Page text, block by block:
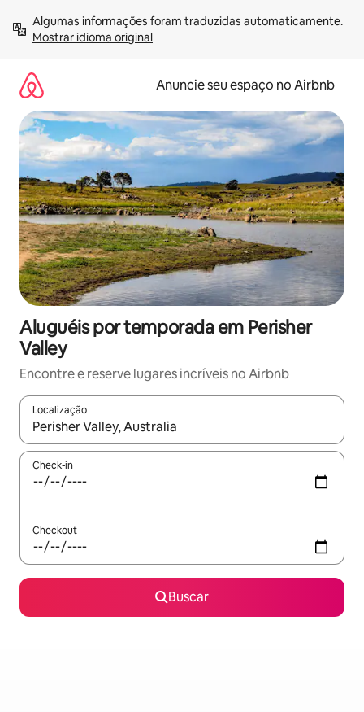
para
Mostrar idioma original
Anuncie seu espaço no Airbnb
Aluguéis por temporada em Perisher
Valley
Encontre e reserve lugares incríveis no Airbnb
Localização
Quando os resultados estiverem disponíveis, explore-os
Check-in
Checkout
Buscar